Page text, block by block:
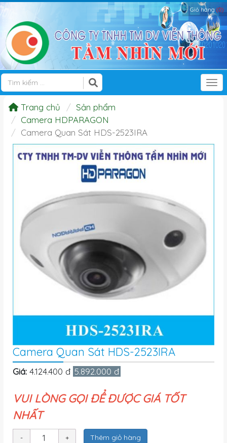
Giỏ hàng (0)
Trang chủ
Sản phẩm
Camera HDPARAGON
Camera Quan Sát HDS-2523IRA
Camera Quan Sát HDS-2523IRA
Giá: 4.124.400 đ 5.892.000 đ
VUI LÒNG GỌI ĐỂ ĐƯỢC GIÁ TỐT
NHẤT
Thêm giỏ hàng